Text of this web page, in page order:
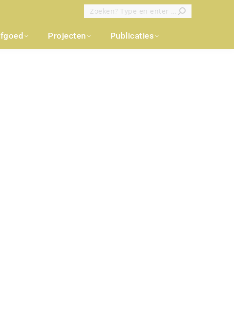
Zoeken:
Projecten Publicaties